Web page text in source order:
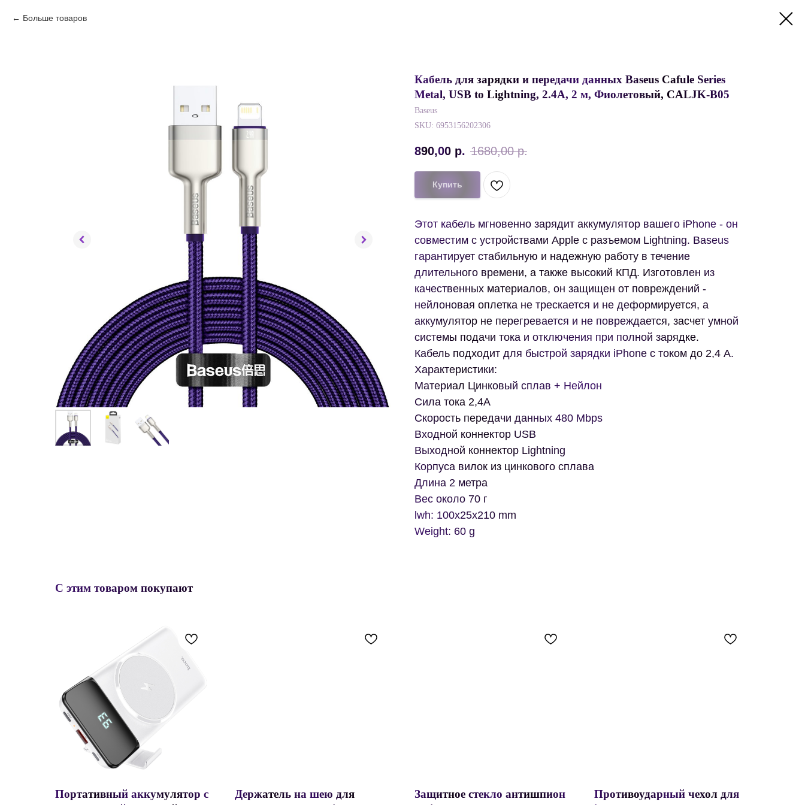
Больше товаров
Кабель для зарядки и передачи данных Baseus Cafule Series
Metal, USB to Lightning, 2.4A, 2 м, Фиолетовый, CALJK-B05
Baseus
SKU: 6953156202306
890,00 р. 1680,00 р.
Купить
Этот кабель мгновенно зарядит аккумулятор вашего iPhone - он
совместим с устройствами Apple с разъемом Lightning. Baseus
гарантирует стабильную и надежную работу в течение
длительного времени, а также высокий КПД. Изготовлен из
качественных материалов, он защищен от повреждений -
нейлоновая оплетка не трескается и не деформируется, а
аккумулятор не перегревается и не повреждается, засчет умной
системы подачи тока и отключения при полной зарядке.
Кабель подходит для быстрой зарядки iPhone с током до 2,4 А.
Характеристики:
Материал Цинковый сплав + Нейлон
Сила тока 2,4A
Скорость передачи данных 480 Mbps
Входной коннектор USB
Выходной коннектор Lightning
Корпуса вилок из цинкового сплава
Длина 2 метра
Вес около 70 г
lwh: 100x25x210 mm
Weight: 60 g
С этим товаром покупают
Портативный аккумулятор c
Держатель на шею для
Защитное стекло антишпион
Противоударный чехол для